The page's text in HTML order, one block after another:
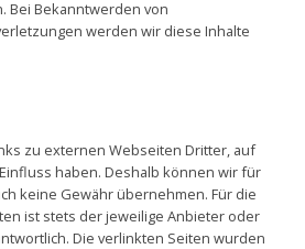
Bei Bekanntwerden von
werden wir diese Inhalte
zu externen Webseiten Dritter, auf
haben. Deshalb können wir für
keine Gewähr übernehmen. Für die
ist stets der jeweilige Anbieter oder
Die verlinkten Seiten wurden